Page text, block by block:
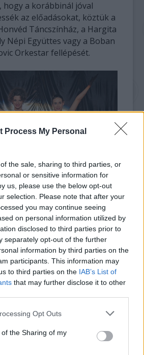
Process My Personal
the sale, sharing to third parties, or
or sensitive information for
us, please use the below opt-out
selection. Please note that after your
you may continue seeing
on personal information utilized by
disclosed to third parties prior to
separately opt-out of the further
information by third parties on the
participants. This information may
to third parties on the IAB’s List of
that may further disclose it to other
app uses one or more Google
or usage behaviour. You may click to
to Google and its third-party tags to
Opt Outs
the Sharing of my
hogy a korábbinál jóval
az előadásokat, köztük a
Táncszínház, a Hargita
Népi Együttes vagy a Boban
Orkestar fellépését.
Yvette Társulat: Chicago (Fotó:
a programba került
anyagi okokból
meg maguknak, hogy
előadásara vegyenek
meg Kiss János. A színház
éppúgy rendeznek majd
aki arról is szólt: az eddig
is bemutatkozik a Centrál
tető alá hozott